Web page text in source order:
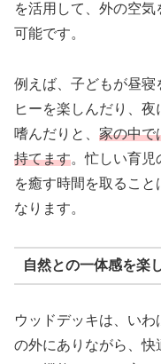
を活用して、外の空
可能です。
例えば、子どもが昼
ヒーを楽しんだり、
嗜んだりと、 家の中で
持てます。忙しい育児
を癒す時間を取るこ
なります。
自然との一体感を楽
ウッドデッキは、いわ
の外にありながら、快